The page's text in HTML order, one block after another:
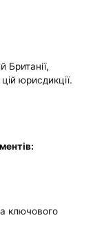
Британії,
юрисдикції.
ключового